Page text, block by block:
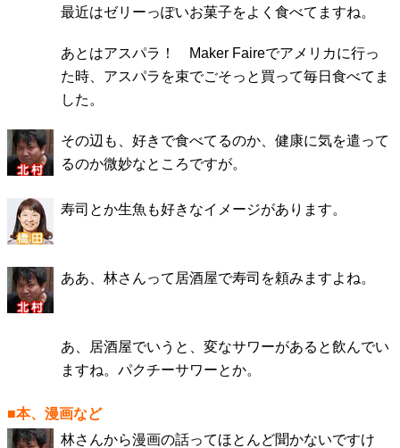
最近はゼリーっぽいお菓子をよく食べてますね。
あとはアスパラ！ Maker Faireでアメリカに行っ
た時、アスパラを束でごそっと買って毎日食べてま
した。
その辺も、好きで食べてるのか、健康に気を遣って
るのか微妙なところですが。
寿司とか生魚も好きなイメージがあります。
ああ、林さんって居酒屋で寿司を頼みますよね。
あ、居酒屋でいうと、変なサワーがあると飲んでい
ますね。パクチーサワーとか。
■本、漫画など
林さんから漫画の話ってほとんど聞かないですけ